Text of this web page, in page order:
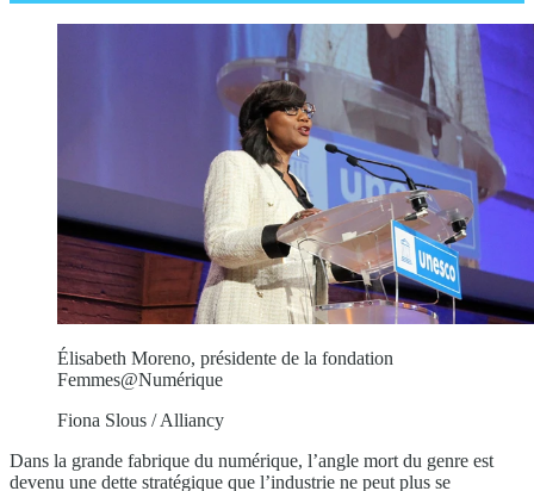
Élisabeth Moreno, présidente de la fondation
Femmes@Numérique
Fiona Slous / Alliancy
Dans la grande fabrique du numérique, l’angle mort du genre est
devenu une dette stratégique que l’industrie ne peut plus se